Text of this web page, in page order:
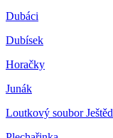
Dubáci
Dubísek
Horačky
Junák
Loutkový soubor Ještěd